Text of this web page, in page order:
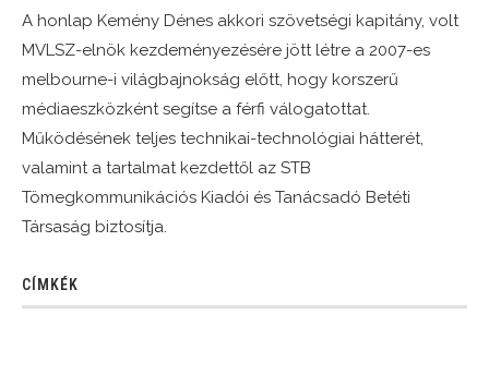
A honlap Kemény Dénes akkori szövetségi kapitány, volt
MVLSZ-elnök kezdeményezésére jött létre a 2007-es
melbourne-i világbajnokság előtt, hogy korszerű
médiaeszközként segítse a férfi válogatottat.
Működésének teljes technikai-technológiai hátterét,
valamint a tartalmat kezdettől az STB
Tömegkommunikációs Kiadói és Tanácsadó Betéti
Társaság biztosítja.
CÍMKÉK